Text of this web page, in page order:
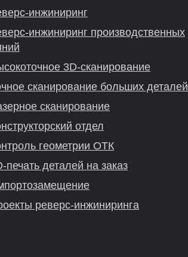
инжиниринг
инжиниринг производственных
3D-сканирование
сканирование больших деталей
сканирование
отдел
геометрии ОТК
печать деталей на заказ
реверс-инжиниринга